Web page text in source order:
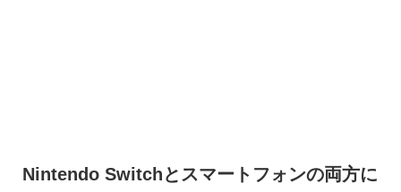
Nintendo Switchとスマートフォンの両方に